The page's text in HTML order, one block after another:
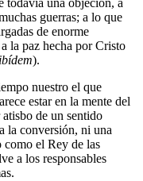
todavía una objeción, a
guerras; a lo que
de enorme
la paz hecha por Cristo
ibídem).
nuestro el que
estar en la mente del
de un sentido
la conversión, ni una
como el Rey de las
a los responsables